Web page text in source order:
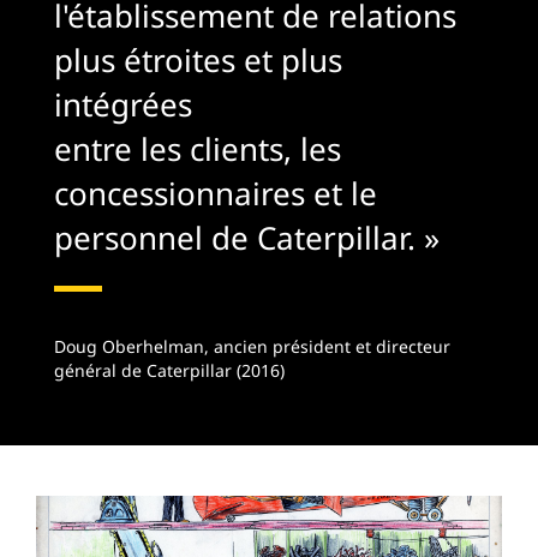
l'établissement de relations
plus étroites et plus
intégrées
entre les clients, les
concessionnaires et le
personnel de Caterpillar. »
Doug Oberhelman, ancien président et directeur
général de Caterpillar (2016)